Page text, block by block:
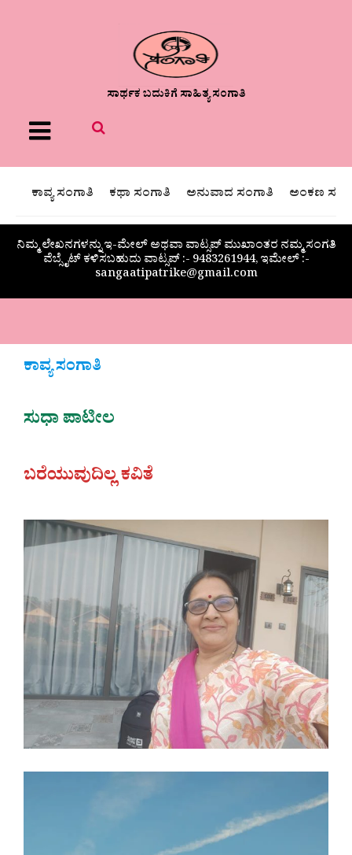
ಸಾರ್ಥಕ ಬದುಕಿಗೆ ಸಾಹಿತ್ಯ ಸಂಗಾತಿ
Menu
ಕಾವ್ಯ ಸಂಗಾತಿ ಕಥಾ ಸಂಗಾತಿ ಅನುವಾದ ಸಂಗಾತಿ ಅಂಕಣ
ನಿಮ್ಮ ಲೇಖನಗಳನ್ನು ಇ-ಮೇಲ್ ಅಥವಾ ವಾಟ್ಸಪ್ ಮುಖಾಂತರ ನಮ್ಮ ಸಂಗತಿ
ವೆಬ್ಸೈಟ್ ಕಳಿಸಬಹುದು ವಾಟ್ಸಪ್‌ :- 9483261944, ಇಮೇಲ್ :-
sangaatipatrike@gmail.com
ಕಾವ್ಯ ಸಂಗಾತಿ
ಸುಧಾ ಪಾಟೀಲ
ಬರೆಯುವುದಿಲ್ಲ ಕವಿತೆ